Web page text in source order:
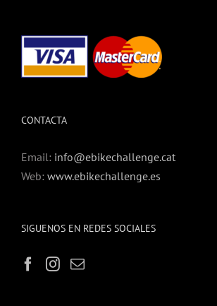
CONTACTA
Email: info@ebikechallenge.cat
Web: www.ebikechallenge.es
SIGUENOS EN REDES SOCIALES